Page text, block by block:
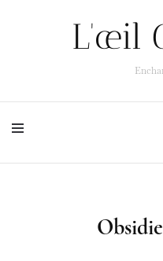
L'œil
L'œil CÉLESTE
Enchantez votre vie